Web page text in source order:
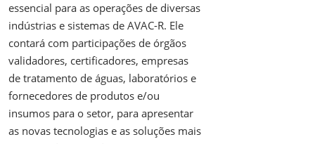
essencial para as operações de diversas
indústrias e sistemas de AVAC-R. Ele
contará com participações de órgãos
validadores, certificadores, empresas
de tratamento de águas, laboratórios e
fornecedores de produtos e/ou
insumos para o setor, para apresentar
as novas tecnologias e as soluções mais